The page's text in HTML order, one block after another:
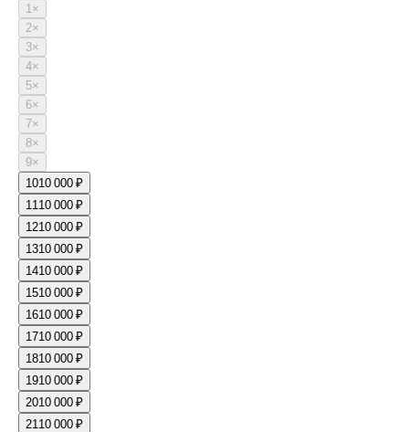
1×
2×
3×
4×
5×
6×
7×
8×
9×
1010 000 ₽
1110 000 ₽
1210 000 ₽
1310 000 ₽
1410 000 ₽
1510 000 ₽
1610 000 ₽
1710 000 ₽
1810 000 ₽
1910 000 ₽
2010 000 ₽
2110 000 ₽